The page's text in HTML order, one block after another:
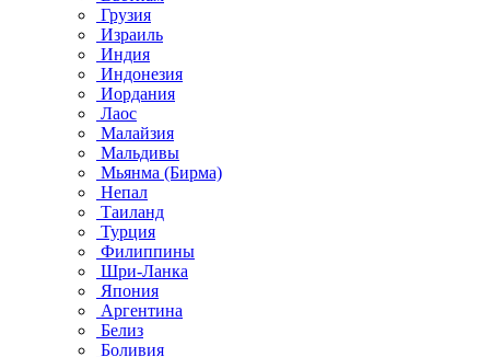
Грузия
Израиль
Индия
Индонезия
Иордания
Лаос
Малайзия
Мальдивы
Мьянма (Бирма)
Непал
Таиланд
Турция
Филиппины
Шри-Ланка
Япония
Аргентина
Белиз
Боливия